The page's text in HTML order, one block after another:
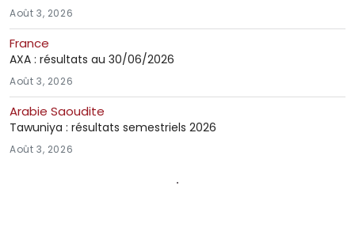
Août 3, 2026
France
AXA : résultats au 30/06/2026
Août 3, 2026
Arabie Saoudite
Tawuniya : résultats semestriels 2026
Août 3, 2026